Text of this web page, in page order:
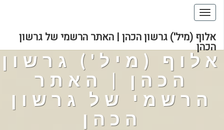
Toggle
navigation
אלוף (מיל') גרשון הכהן | האתר הרשמי של גרשון
הכהן
אלוף (מיל') גרשון
הכהן | האתר
הרשמי של גרשון
הכהן